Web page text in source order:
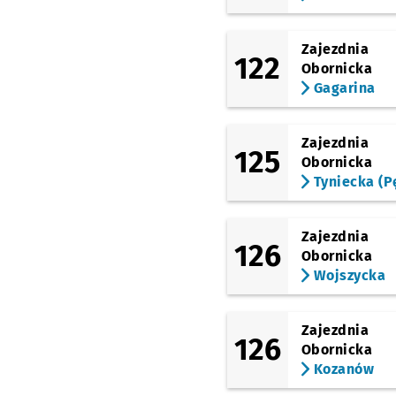
122
Zajezdnia
Obornicka
Gagarina
125
Zajezdnia
Obornicka
Tyniecka
126
Zajezdnia
Obornicka
Wojszycka
126
Zajezdnia
Obornicka
Kozanów